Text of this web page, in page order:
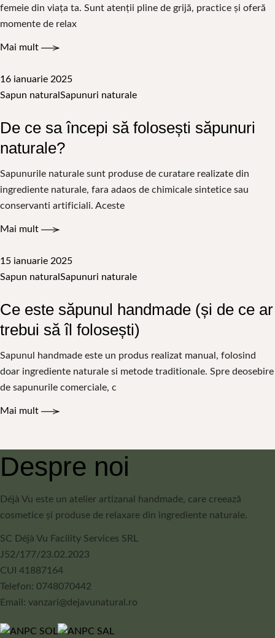
femeie din viața ta. Sunt atenții pline de grijă, practice și oferă
momente de relax
Mai mult
16 ianuarie 2025
Sapun natural Sapunuri naturale
De ce sa începi să folosești săpunuri
naturale?
Sapunurile naturale sunt produse de curatare realizate din
ingrediente naturale, fara adaos de chimicale sintetice sau
conservanti artificiali. Aceste
Mai mult
15 ianuarie 2025
Sapun natural Sapunuri naturale
Ce este săpunul handmade (și de ce ar
trebui să îl folosești)
Sapunul handmade este un produs realizat manual, folosind
doar ingrediente naturale si metode traditionale. Spre deosebire
de sapunurile comerciale, c
Mai mult
Despre noi
Déjà Vu este un atelier artizanal handmade, care creează
cosmetice și produse de relaxare din ingrediente naturale.
SC Déjà Vu Facility Services SRL
J52/177/23.02.2023
CUI 41887164
Telefon: 0748070442
Email: vanzari@dejavunatural.ro